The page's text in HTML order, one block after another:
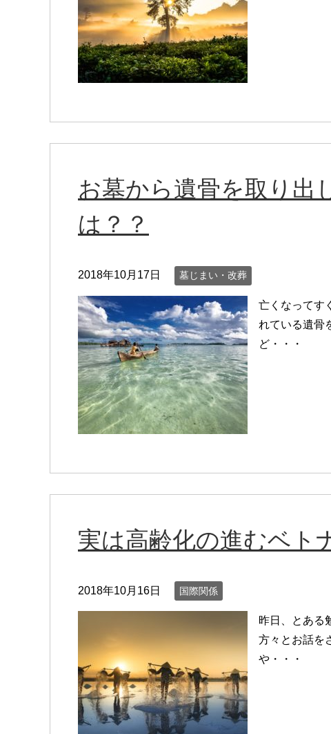
お墓から遺骨を取り出
は？？
2018年10月17日 墓じまい・改葬
亡くなってす
れている遺骨
ど・・・
実は高齢化の進むベト
2018年10月16日 国際関係
昨日、とある
方々とお話を
や・・・